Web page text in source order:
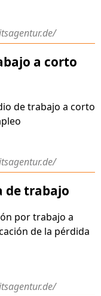
a corto
de trabajo a corto
de trabajo
por trabajo a
de la pérdida